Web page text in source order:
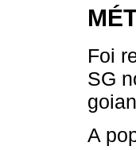
Foi
SG
A